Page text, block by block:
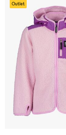
Outlet